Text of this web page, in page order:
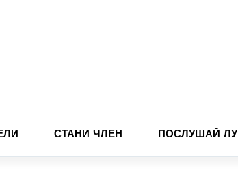
СТАНИ ЧЛЕН ПОСЛУШАЙ ЛУ